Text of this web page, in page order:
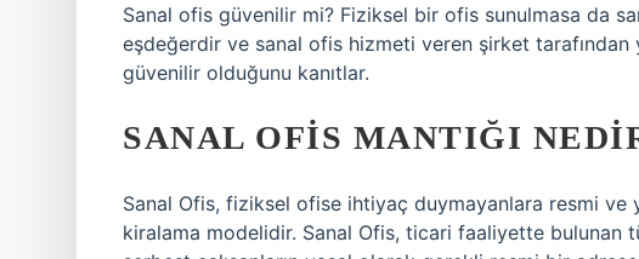
Sanal ofis güvenilir mi? Fiziksel bir ofis sunulmasa da
eşdeğerdir ve sanal ofis hizmeti veren şirket
güvenilir olduğunu kanıtlar.
SANAL OFIS MANTIĞI
Sanal Ofis, fiziksel ofise ihtiyaç duymayanlara resmi ve
kiralama modelidir. Sanal Ofis, ticari faaliyette bulunan